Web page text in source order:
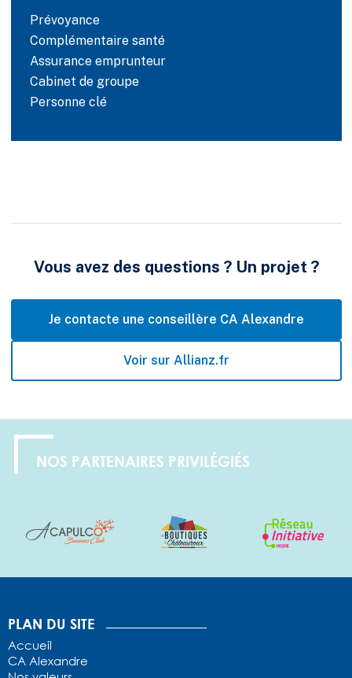
Prévoyance
Complémentaire santé
Assurance emprunteur
Cabinet de groupe
Personne clé
Vous avez des questions ? Un projet ?
Je contacte une conseillère CA Alexandre
Voir sur Allianz.fr
NOS PARTENAIRES PRIVILÉGIÉS
PLAN DU SITE
Accueil
CA Alexandre